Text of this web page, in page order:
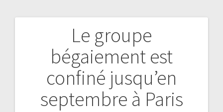
Le groupe
bégaiement est
confiné jusqu’en
septembre à Paris
Navigation
l’article